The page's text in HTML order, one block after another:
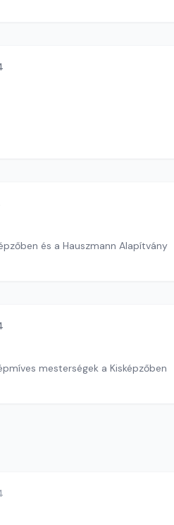
és a Hauszmann Alapítvány
mesterségek a Kisképzőben